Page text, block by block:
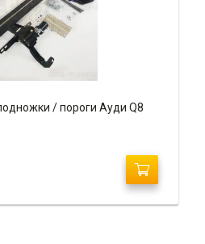
/ пороги Ауди Q8